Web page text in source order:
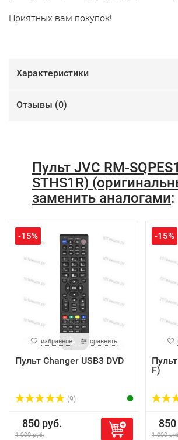
Приятных вам покупок!
Характеристики
Отзывы (0)
Пульт JVC RM-
STHS1R)
заменить аналогами:
-15%
избранное сравнить
Пульт Changer USB3 DVD
(9)
850 руб.
1 000 руб.
-15%
F)
850
1 000